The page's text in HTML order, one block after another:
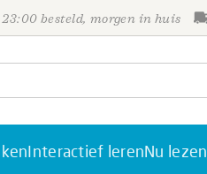
besteld, morgen in huis
Interactief lerenNu lezen